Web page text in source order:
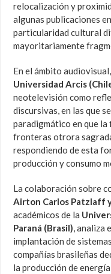
relocalización y
algunas publicaciones
particularidad cultural
mayoritariamente
En el ámbito audiovisual,
Universidad Arcis
neotelevisión como
discursivas, en las que
paradigmático en que
fronteras otrora
respondiendo de esta
producción y consumo
La colaboración sobre
Airton Carlos Patzlaff
académicos de la
Paraná (Brasil), analiza
implantación de
compañías brasileñas
la producción de